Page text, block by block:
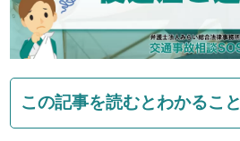
この記事を読むとわかること